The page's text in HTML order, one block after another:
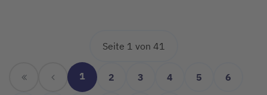
1 2 3 4 5 6
Seite 1 von 41